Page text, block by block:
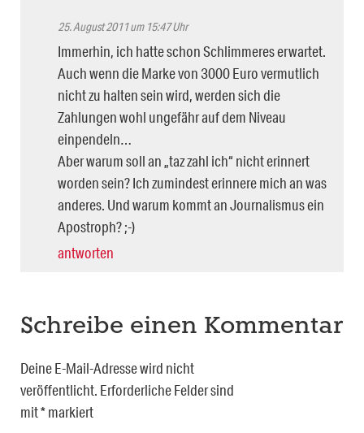
25. August 2011 um 15:47 Uhr
Immerhin, ich hatte schon Schlimmeres erwartet.
Auch wenn die Marke von 3000 Euro vermutlich
nicht zu halten sein wird, werden sich die
Zahlungen wohl ungefähr auf dem Niveau
einpendeln…
Aber warum soll an „taz zahl ich“ nicht erinnert
worden sein? Ich zumindest erinnere mich an was
anderes. Und warum kommt an Journalismus ein
Apostroph? ;-)
antworten
Schreibe einen Kommentar
Deine E-Mail-Adresse wird nicht
veröffentlicht. Erforderliche Felder sind
mit*markiert